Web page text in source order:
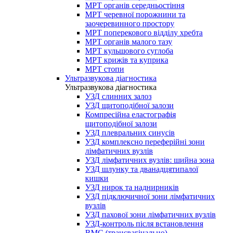
МРТ органів середньостіння
МРТ черевної порожнини та
заочеревинного простору
МРТ поперекового відділу хребта
МРТ органів малого тазу
МРТ кульшового суглоба
МРТ крижів та куприка
МРТ стопи
Ультразвукова діагностика
Ультразвукова діагностика
УЗД слинних залоз
УЗД щитоподібної залози
Компресійна еластографія
щитоподібної залози
УЗД плевральних синусів
УЗД комплексно переферійні зони
лімфатичних вузлів
УЗД лімфатичних вузлів: шийна зона
УЗД шлунку та дванадцятипалої
кишки
УЗД нирок та наднирників
УЗД підключичної зони лімфатичних
вузлів
УЗД пахової зони лімфатичних вузлів
УЗД-контроль після встановлення